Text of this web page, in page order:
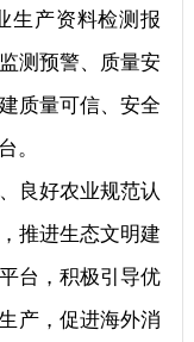
生产资料检测报
测预警、质量安
质量可信、安全
。
良好农业规范认
推进生态文明建
台，积极引导优
产，促进海外消